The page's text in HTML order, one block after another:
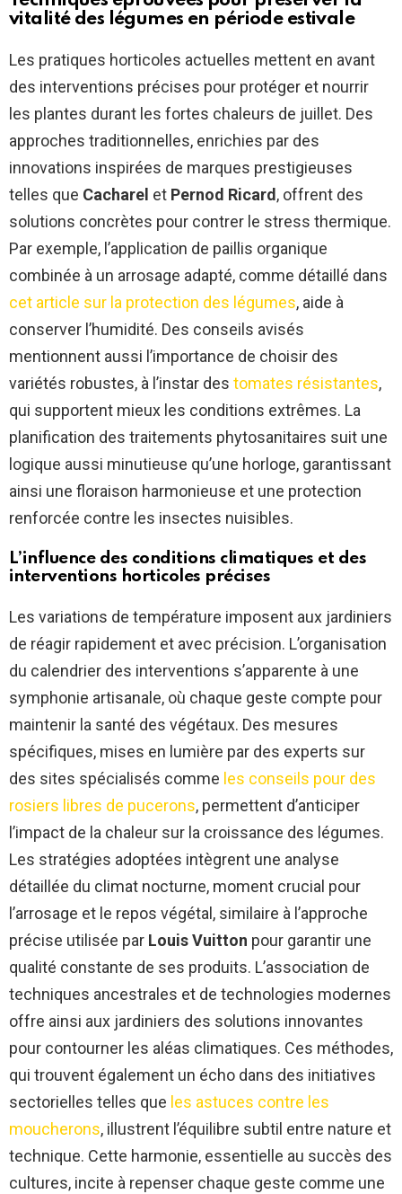
vitalité des légumes en période estivale
Les pratiques horticoles actuelles mettent en avant
des interventions précises pour protéger et nourrir
les plantes durant les fortes chaleurs de juillet. Des
approches traditionnelles, enrichies par des
innovations inspirées de marques prestigieuses
telles que Cacharel et Pernod Ricard, offrent des
solutions concrètes pour contrer le stress thermique.
Par exemple, l’application de paillis organique
combinée à un arrosage adapté, comme détaillé dans
cet article sur la protection des légumes, aide à
conserver l’humidité. Des conseils avisés
mentionnent aussi l’importance de choisir des
variétés robustes, à l’instar des tomates résistantes,
qui supportent mieux les conditions extrêmes. La
planification des traitements phytosanitaires suit une
logique aussi minutieuse qu’une horloge, garantissant
ainsi une floraison harmonieuse et une protection
renforcée contre les insectes nuisibles.
L’influence des conditions climatiques et des
interventions horticoles précises
Les variations de température imposent aux jardiniers
de réagir rapidement et avec précision. L’organisation
du calendrier des interventions s’apparente à une
symphonie artisanale, où chaque geste compte pour
maintenir la santé des végétaux. Des mesures
spécifiques, mises en lumière par des experts sur
des sites spécialisés comme les conseils pour des
rosiers libres de pucerons, permettent d’anticiper
l’impact de la chaleur sur la croissance des légumes.
Les stratégies adoptées intègrent une analyse
détaillée du climat nocturne, moment crucial pour
l’arrosage et le repos végétal, similaire à l’approche
précise utilisée par Louis Vuitton pour garantir une
qualité constante de ses produits. L’association de
techniques ancestrales et de technologies modernes
offre ainsi aux jardiniers des solutions innovantes
pour contourner les aléas climatiques. Ces méthodes,
qui trouvent également un écho dans des initiatives
sectorielles telles que les astuces contre les
moucherons, illustrent l’équilibre subtil entre nature et
technique. Cette harmonie, essentielle au succès des
cultures, incite à repenser chaque geste comme une